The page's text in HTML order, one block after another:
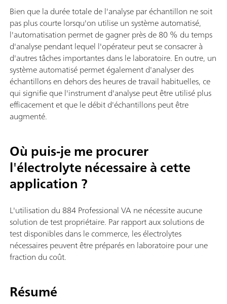
Bien que la durée totale de l'analyse par échantillon ne soit
pas plus courte lorsqu'on utilise un système automatisé,
l'automatisation permet de gagner près de 80 % du temps
d'analyse pendant lequel l'opérateur peut se consacrer à
d'autres tâches importantes dans le laboratoire. En outre, un
système automatisé permet également d'analyser des
échantillons en dehors des heures de travail habituelles, ce
qui signifie que l'instrument d'analyse peut être utilisé plus
efficacement et que le débit d'échantillons peut être
augmenté.
Où puis-je me procurer
l'électrolyte nécessaire à cette
application ?
L'utilisation du 884 Professional VA ne nécessite aucune
solution de test propriétaire. Par rapport aux solutions de
test disponibles dans le commerce, les électrolytes
nécessaires peuvent être préparés en laboratoire pour une
fraction du coût.
Résumé